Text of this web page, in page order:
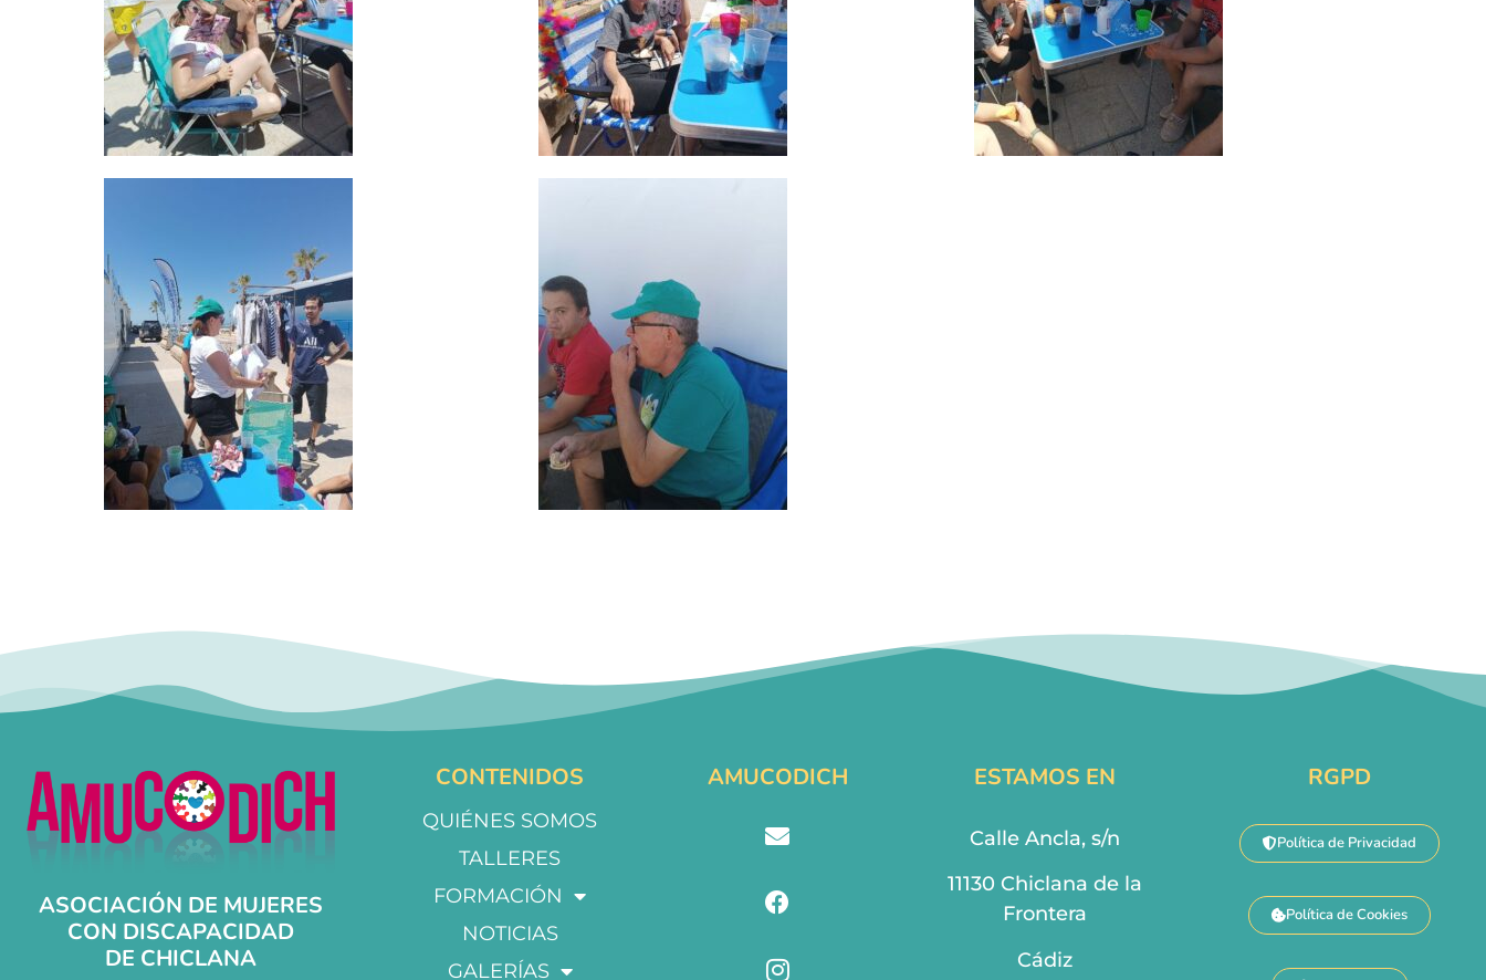
ASOCIACIÓN DE MUJERES
CON DISCAPACIDAD
DE CHICLANA
CONTENIDOS
QUIÉNES SOMOS
TALLERES
FORMACIÓN
NOTICIAS
GALERÍAS
AMUCODICH ESTAMOS EN
Calle Ancla, s/n
11130 Chiclana de la
Frontera
Cádiz
RGPD
Política de Privacidad
Política de Cookies